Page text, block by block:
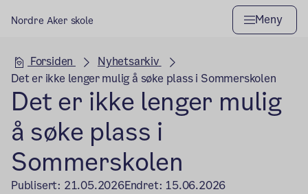
Nordre Aker skole Meny
Hovedseksjon
Forsiden
Nyhetsarkiv
Det er ikke lenger mulig å søke plass i Sommerskolen
Det er ikke lenger mulig
å søke plass i
Sommerskolen
Publisert: 21.05.2026Endret: 15.06.2026